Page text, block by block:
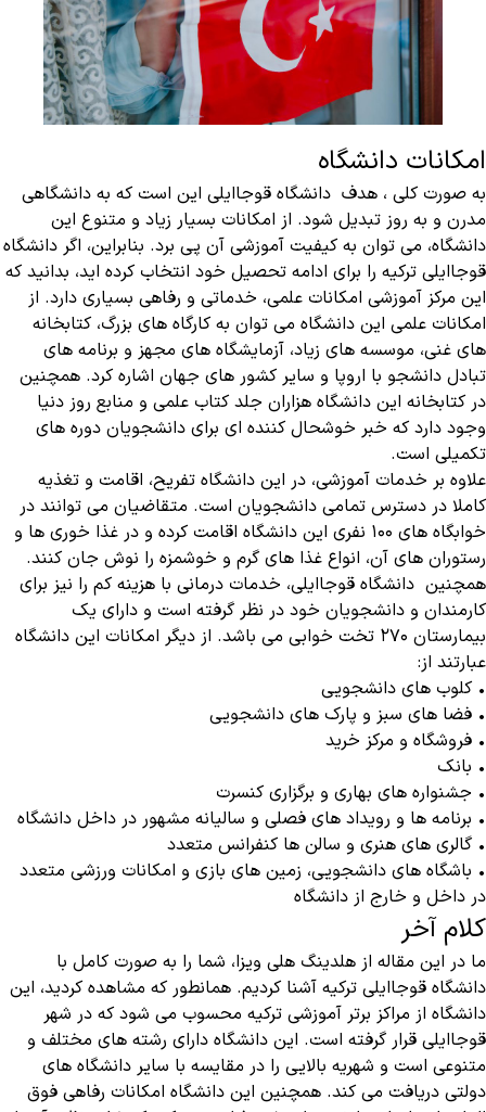
امکانات دانشگاه
به صورت کلی ، هدف دانشگاه قوجاایلی این است که به دانشگاهی
مدرن و به روز تبدیل شود. از امکانات بسیار زیاد و متنوع این
دانشگاه، می‌ توان به کیفیت آموزشی آن پی برد. بنابراین، اگر دانشگاه
قوجاایلی ترکیه را برای ادامه تحصیل خود انتخاب کرده اید، بدانید که
این مرکز آموزشی امکانات علمی، خدماتی و رفاهی بسیاری دارد. از
امکانات علمی این دانشگاه می‌ توان به کارگاه های بزرگ، کتابخانه
های غنی، موسسه های زیاد، آزمایشگاه های مجهز و برنامه های
تبادل دانشجو با اروپا و سایر کشور های جهان اشاره کرد. همچنین
در کتابخانه این دانشگاه هزاران جلد کتاب علمی و منابع روز دنیا
وجود دارد که خبر خوشحال کننده ای برای دانشجویان دوره های
تکمیلی است.
علاوه بر خدمات آموزشی، در این دانشگاه تفریح، اقامت و تغذیه
کاملا در دسترس تمامی دانشجویان است. متقاضیان می توانند در
خوابگاه های ۱۰۰ نفری این دانشگاه اقامت کرده و در غذا خوری ها و
رستوران های آن، انواع غذا های گرم و خوشمزه را نوش جان کنند.
همچنین دانشگاه قوجاایلی، خدمات درمانی با هزینه کم را نیز برای
کارمندان و دانشجویان خود در نظر گرفته است و دارای یک
بیمارستان ۲۷۰ تخت خوابی می باشد. از دیگر امکانات این دانشگاه
عبارتند از:
• کلوب های دانشجویی
• فضا های سبز و پارک های دانشجویی
• فروشگاه و مرکز خرید
• بانک
• جشنواره های بهاری و برگزاری کنسرت
• برنامه ها و رویداد های فصلی و سالیانه مشهور در داخل دانشگاه
• گالری های هنری و سالن ها کنفرانس متعدد
• باشگاه های دانشجویی، زمین های بازی و امکانات ورزشی متعدد
در داخل و خارج از دانشگاه
کلام آخر
ما در این مقاله از هلدینگ هلی ویزا، شما را به صورت کامل با
دانشگاه قوجاایلی ترکیه آشنا کردیم. همانطور که مشاهده کردید، این
دانشگاه از مراکز برتر آموزشی ترکیه محسوب می شود که در شهر
قوجاایلی قرار گرفته است. این دانشگاه دارای رشته های مختلف و
متنوعی است و شهریه بالایی را در مقایسه با سایر دانشگاه های
دولتی دریافت می کند. همچنین این دانشگاه امکانات رفاهی فوق